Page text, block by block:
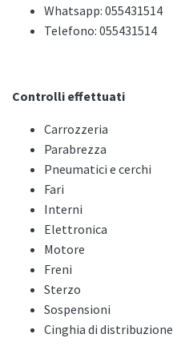
Whatsapp: 055431514
Telefono: 055431514
Controlli effettuati
Carrozzeria
Parabrezza
Pneumatici e cerchi
Fari
Interni
Elettronica
Motore
Freni
Sterzo
Sospensioni
Cinghia di distribuzione